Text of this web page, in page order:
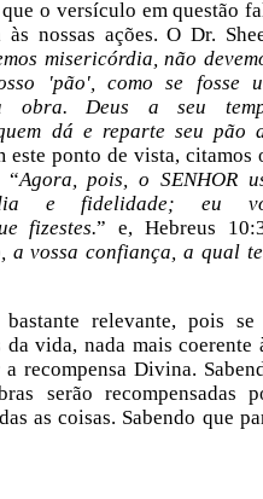
o versículo em questão
nossas ações. O Dr.
misericórdia, não
'pão', como se fosse
obra. Deus a seu
dá e reparte seu pão
este ponto de vista, citamos
“Agora, pois, o SENHOR
e fidelidade; eu
fizestes.” e, Hebreus
a vossa confiança, a qual
relevante, pois
vida, nada mais coerente
recompensa Divina.
serão recompensadas
as coisas. Sabendo que